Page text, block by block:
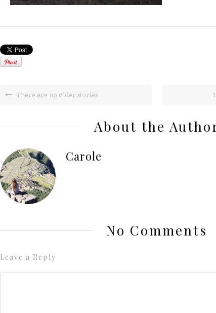
There are no older stories
About the
Carole
No Comments
Leave a Reply